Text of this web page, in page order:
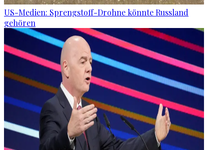
US-Medien: Sprengstoff-Drohne könnte Russland
gehören